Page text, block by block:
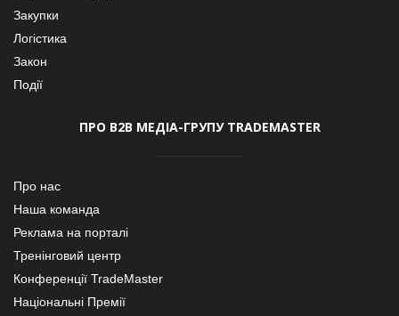
Закупки
Логістика
Закон
Події
ПРО В2В МЕДІА-ГРУПУ TRADEMASTER
Про нас
Наша команда
Реклама на порталі
Тренінговий центр
Конференції TradeMaster
Національні Премії